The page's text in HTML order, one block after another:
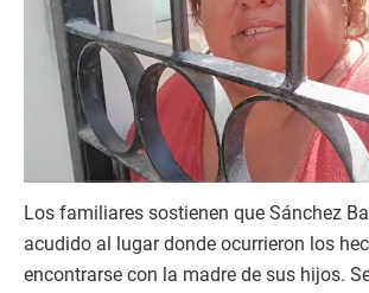
Los familiares sostienen que Sánchez
acudido al lugar donde ocurrieron los
encontrarse con la madre de sus hijos.